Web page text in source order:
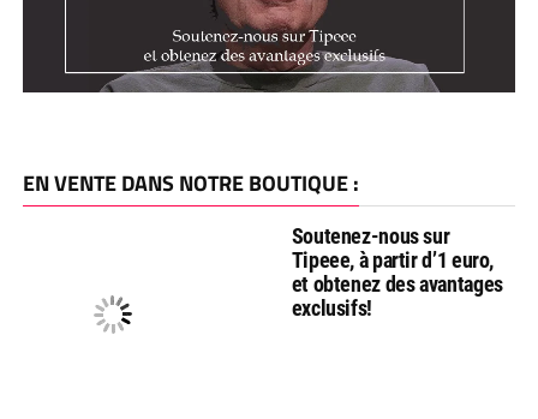
EN VENTE DANS NOTRE BOUTIQUE :
Soutenez-nous sur
Tipeee, à partir d’1 euro,
et obtenez des avantages
exclusifs!